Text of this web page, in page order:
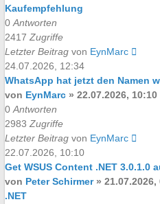
Kaufempfehlung
0 Antworten
2417 Zugriffe
Letzter Beitrag von EynMarc
24.07.2026, 12:34
WhatsApp hat jetzt den Namen
von EynMarc» 22.07.2026, 10:10
0 Antworten
2983 Zugriffe
Letzter Beitrag von EynMarc
22.07.2026, 10:10
Get WSUS Content .NET 3.0.1.0
von Peter Schirmer» 21.07.2026,
.NET